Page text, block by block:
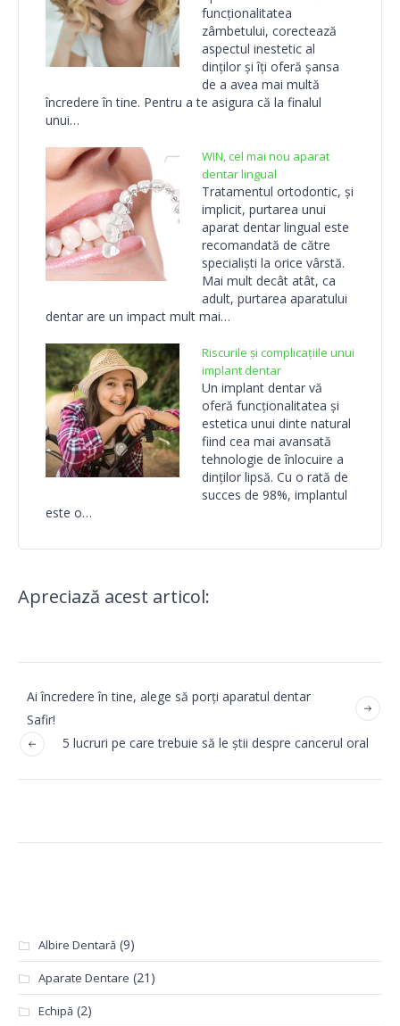
funcționalitatea
zâmbetului, corectează
aspectul inestetic al
dinților și îți oferă șansa
de a avea mai multă
încredere în tine. Pentru a te asigura că la finalul
unui…
WIN, cel mai nou aparat
dentar lingual
Tratamentul ortodontic, și
implicit, purtarea unui
aparat dentar lingual este
recomandată de către
specialiști la orice vârstă.
Mai mult decât atât, ca
adult, purtarea aparatului
dentar are un impact mult mai…
Riscurile și complicațiile unui
implant dentar
Un implant dentar vă
oferă funcționalitatea și
estetica unui dinte natural
fiind cea mai avansată
tehnologie de înlocuire a
dinților lipsă. Cu o rată de
succes de 98%, implantul
este o…
Apreciază acest articol:
Ai încredere în tine, alege să porți aparatul dentar
Safir!
5 lucruri pe care trebuie să le știi despre cancerul oral
Albire Dentară (9)
Aparate Dentare (21)
Echipă (2)